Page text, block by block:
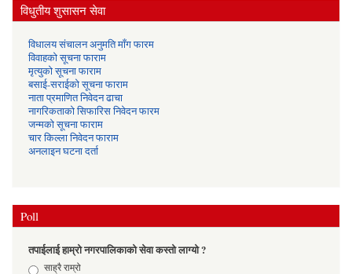
विधुतीय शुसासन सेवा
विधालय संचालन अनुमति माँग फारम
विवाहको सूचना फाराम
मृत्युको सूचना फाराम
बसाई-सराईको सूचना फाराम
नाता प्रमाणित निवेदन ढाचा
नागरिकताको सिफारिस निवेदन फारम
जन्मको सूचना फाराम
चार किल्ला निवेदन फाराम
अनलाइन घटना दर्ता
Poll
तपाईलाई हाम्रो नगरपालिकाको सेवा कस्तो लाग्यो ?
Choicesसाह्रै राम्रो